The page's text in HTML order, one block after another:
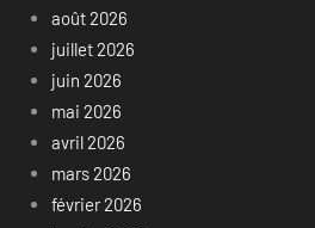
août 2026
juillet 2026
juin 2026
mai 2026
avril 2026
mars 2026
février 2026